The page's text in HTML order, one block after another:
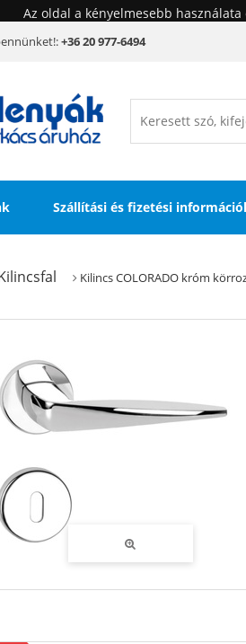
Az oldal a kényelmesebb
+36 20 977-6494
Szállítási és fizetési
Kilincs COLORADO króm